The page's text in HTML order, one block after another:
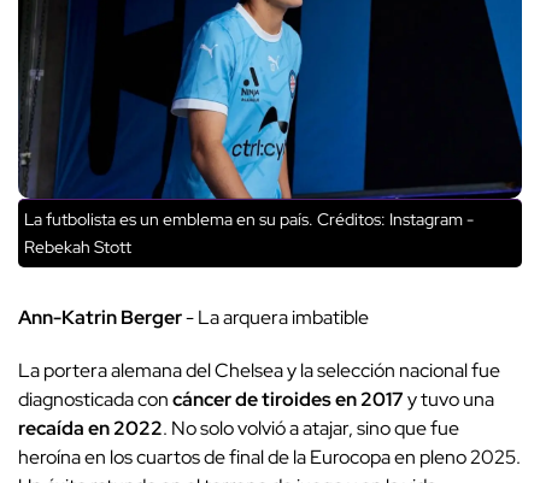
La futbolista es un emblema en su país. Créditos: Instagram -
Rebekah Stott
Ann-Katrin Berger- La arquera imbatible
La portera alemana del Chelsea y la selección nacional fue
diagnosticada concáncer de tiroides en 2017y tuvo una
recaída en 2022. No solo volvió a atajar, sino que fue
heroína en los cuartos de final de la Eurocopa en pleno 2025.